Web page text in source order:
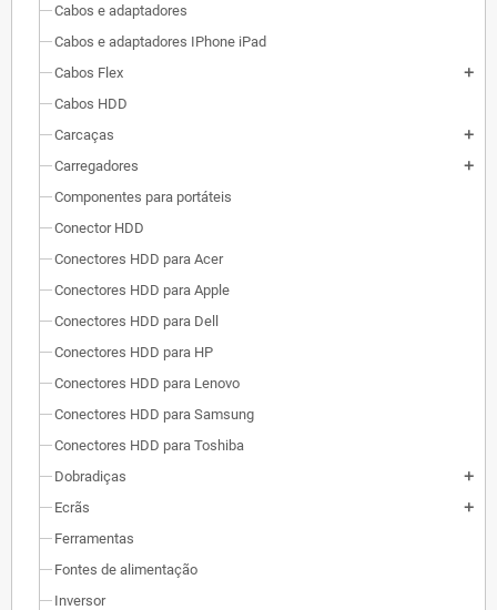
Cabos e adaptadores
Cabos e adaptadores IPhone iPad
Cabos Flex
add
Cabos HDD
Carcaças
add
Carregadores add
Componentes para portáteis
Conector HDD
Conectores HDD para Acer
Conectores HDD para Apple
Conectores HDD para Dell
Conectores HDD para HP
Conectores HDD para Lenovo
Conectores HDD para Samsung
Conectores HDD para Toshiba
Dobradiças
add
Ecrãs add
Ferramentas
Fontes de alimentação
Inversor